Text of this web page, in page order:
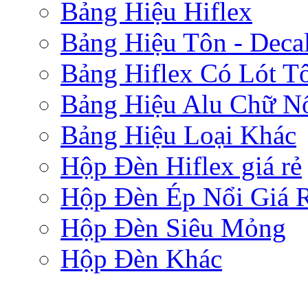
Bảng Hiệu Hiflex
Bảng Hiệu Tôn -
Bảng Hiflex Có Lót
Bảng Hiệu Alu Chữ
Bảng Hiệu Loại Khác
Hộp Đèn Hiflex giá rẻ
Hộp Đèn Ép Nổi Giá
Hộp Đèn Siêu Mỏng
Hộp Đèn Khác